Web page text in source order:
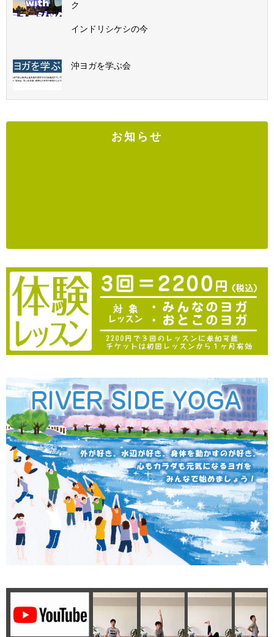
ク
インドリシケシの今
沖ヨガを学ぶ会
お知らせ